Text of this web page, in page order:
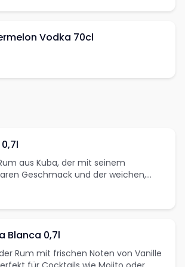
Vodka 70cl
aus Kuba, der mit seinem
Geschmack und der weichen,
begeistert. Ideal für Cocktails oder
Rum-Liebhaber!
Blanca 0,7l
Rum mit frischen Noten von Vanille